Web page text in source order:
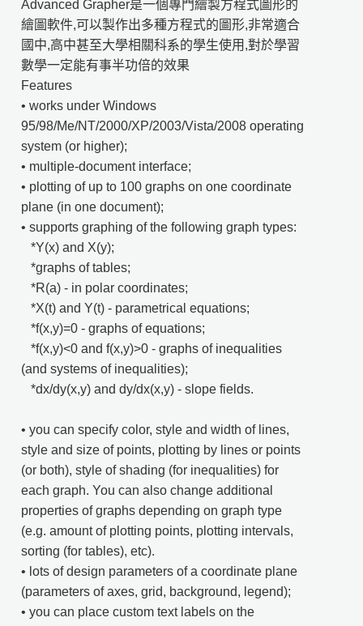
Advanced Grapher是一個專門繪製方程式圖形的
繪圖軟件,可以製作出多種方程式的圖形,非常適合
國中,高中甚至大學相關科系的學生使用,對於學習
數學一定能有事半功倍的效果
Features
• works under Windows
95/98/Me/NT/2000/XP/2003/Vista/2008 operating
system (or higher);
• multiple-document interface;
• plotting of up to 100 graphs on one coordinate
plane (in one document);
• supports graphing of the following graph types:
*Y(x) and X(y);
*graphs of tables;
*R(a) - in polar coordinates;
*X(t) and Y(t) - parametrical equations;
*f(x,y)=0 - graphs of equations;
*f(x,y)<0 and f(x,y)>0 - graphs of inequalities
(and systems of inequalities);
*dx/dy(x,y) and dy/dx(x,y) - slope fields.
• you can specify color, style and width of lines,
style and size of points, plotting by lines or points
(or both), style of shading (for inequalities) for
each graph. You can also change additional
properties of graphs depending on graph type
(e.g. amount of plotting points, plotting intervals,
sorting (for tables), etc).
• lots of design parameters of a coordinate plane
(parameters of axes, grid, background, legend);
• you can place custom text labels on the